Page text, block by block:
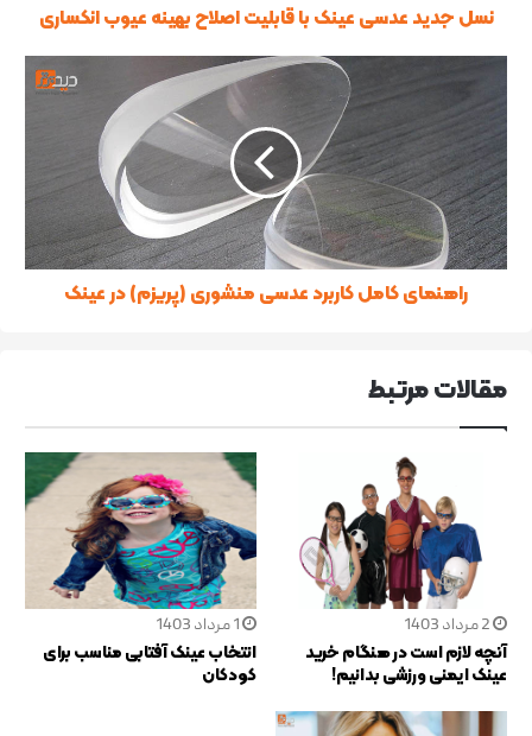
نسل جدید عدسی عینک با قابلیت اصلاح بهینه‌ عیوب انکساری
راهنمای کامل کاربرد عدسی منشوری (پریزم) در عینک
مقالات مرتبط
2 مرداد 1403
آنچه لازم است در هنگام خرید
عینک ایمنی ورزشی بدانیم!
1 مرداد 1403
انتخاب عینک آفتابی مناسب برای
کودکان